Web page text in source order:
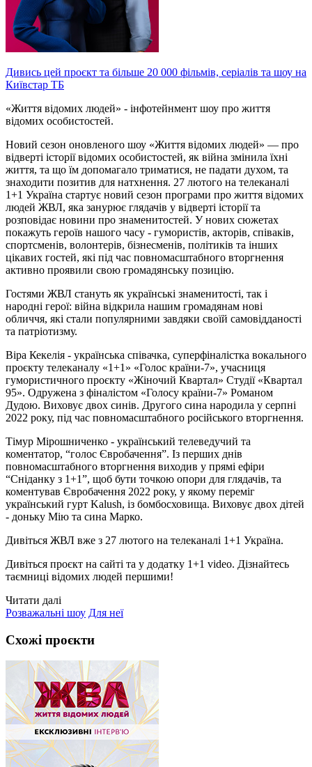
Дивись цей проєкт та більше 20 000 фільмів, серіалів та шоу на
Київстар ТБ
«Життя відомих людей» - інфотейнмент шоу про життя
відомих особистостей.
Новий сезон оновленого шоу «Життя відомих людей» — про
відверті історії відомих особистостей, як війна змінила їхні
життя, та що їм допомагало триматися, не падати духом, та
знаходити позитив для натхнення. 27 лютого на телеканалі
1+1 Україна стартує новий сезон програми про життя відомих
людей ЖВЛ, яка занурює глядачів у відверті історії та
розповідає новини про знаменитостей. У нових сюжетах
покажуть героїв нашого часу - гумористів, акторів, співаків,
спортсменів, волонтерів, бізнесменів, політиків та інших
цікавих гостей, які під час повномасштабного вторгнення
активно проявили свою громадянську позицію.
Гостями ЖВЛ стануть як українські знаменитості, так і
народні герої: війна відкрила нашим громадянам нові
обличчя, які стали популярними завдяки своїй самовідданості
та патріотизму.
Віра Кекелія - українська співачка, суперфіналістка вокального
проєкту телеканалу «1+1» «Голос країни-7», учасниця
гумористичного проєкту «Жіночий Квартал» Студії «Квартал
95». Одружена з фіналістом «Голосу країни-7» Романом
Дудою. Виховує двох синів. Другого сина народила у серпні
2022 року, під час повномасштабного російського вторгнення.
Тімур Мірошниченко - український телеведучий та
коментатор, “голос Євробачення”. Із перших днів
повномасштабного вторгнення виходив у прямі ефіри
“Сніданку з 1+1”, щоб бути точкою опори для глядачів, та
коментував Євробачення 2022 року, у якому переміг
український гурт Kalush, із бомбосховища. Виховує двох дітей
- доньку Мію та сина Марко.
Дивіться ЖВЛ вже з 27 лютого на телеканалі 1+1 Україна.
Дивіться проєкт на сайті та у додатку 1+1 video. Дізнайтесь
таємниці відомих людей першими!
Читати далі
Розважальні шоу Для неї
Схожі проєкти